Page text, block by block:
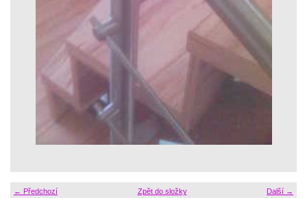
← Předchozí Další →
Zpět do složky